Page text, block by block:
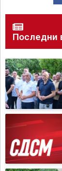
Последни